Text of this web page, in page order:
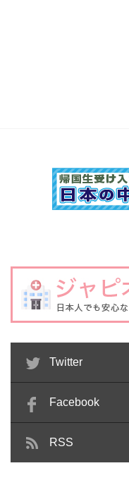
Twitter
Facebook
RSS